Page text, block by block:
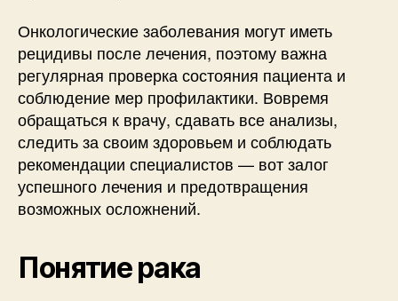
Онкологические заболевания могут иметь
рецидивы после лечения, поэтому важна
регулярная проверка состояния пациента и
соблюдение мер профилактики. Вовремя
обращаться к врачу, сдавать все анализы,
следить за своим здоровьем и соблюдать
рекомендации специалистов — вот залог
успешного лечения и предотвращения
возможных осложнений.
Понятие рака